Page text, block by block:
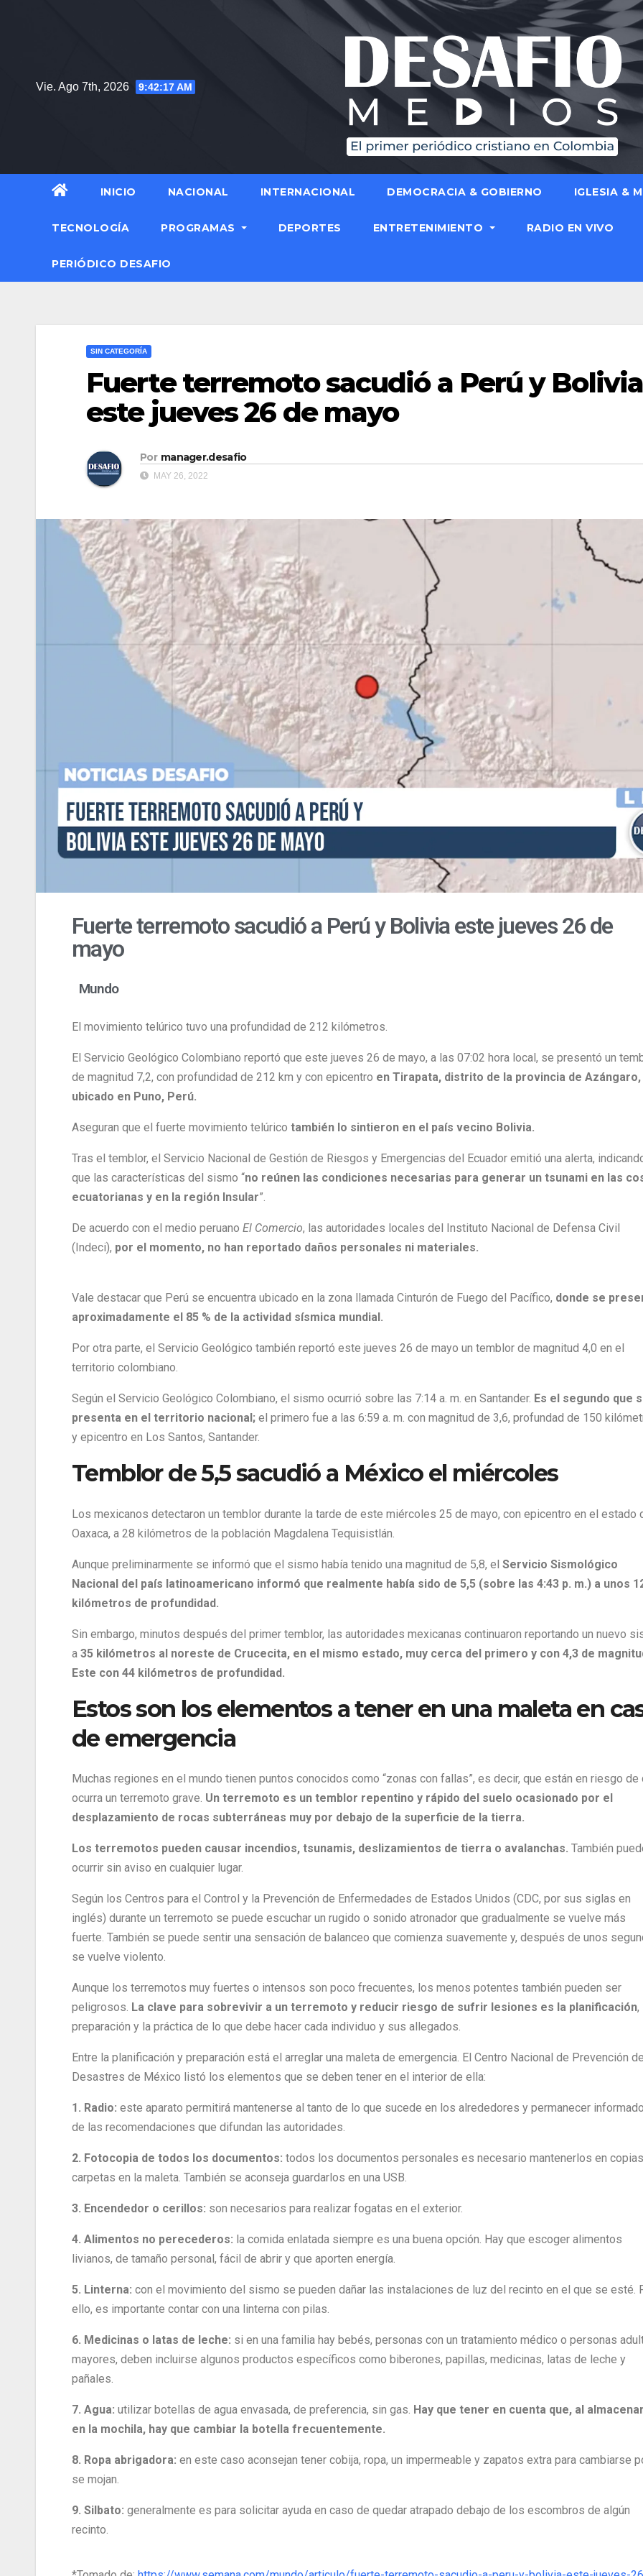
Vie. Ago 7th, 2026 9:42:18 AM
INICIO NACIONAL INTERNACIONAL DEMOCRACIA & GOBIERNO IGLESIA &
TECNOLOGÍA PROGRAMAS DEPORTES ENTRETENIMIENTO RADIO EN VIVO
PERIÓDICO DESAFIO
SIN CATEGORÍA
Fuerte terremoto sacudió a Perú y Bolivia
este jueves 26 de mayo
Por manager.desafio
MAY 26, 2022
Fuerte terremoto sacudió a Perú y Bolivia este jueves 26 de
mayo
Mundo
El movimiento telúrico tuvo una profundidad de 212 kilómetros.
El Servicio Geológico Colombiano reportó que este jueves 26 de mayo, a las 07:02 hora local, se presentó un
de magnitud 7,2, con profundidad de 212 km y con epicentro en Tirapata, distrito de la provincia de Azángaro,
ubicado en Puno, Perú.
Aseguran que el fuerte movimiento telúrico también lo sintieron en el país vecino Bolivia.
Tras el temblor, el Servicio Nacional de Gestión de Riesgos y Emergencias del Ecuador emitió una alerta,
que las características del sismo “no reúnen las condiciones necesarias para generar un tsunami en las
ecuatorianas y en la región Insular”.
De acuerdo con el medio peruano El Comercio, las autoridades locales del Instituto Nacional de Defensa Civil
(Indeci), por el momento, no han reportado daños personales ni materiales.
Vale destacar que Perú se encuentra ubicado en la zona llamada Cinturón de Fuego del Pacífico, donde se
aproximadamente el 85 % de la actividad sísmica mundial.
Por otra parte, el Servicio Geológico también reportó este jueves 26 de mayo un temblor de magnitud 4,0 en el
territorio colombiano.
Según el Servicio Geológico Colombiano, el sismo ocurrió sobre las 7:14 a. m. en Santander. Es el segundo que
presenta en el territorio nacional; el primero fue a las 6:59 a. m. con magnitud de 3,6, profundad de 150
y epicentro en Los Santos, Santander.
Temblor de 5,5 sacudió a México el miércoles
Los mexicanos detectaron un temblor durante la tarde de este miércoles 25 de mayo, con epicentro en el estado
Oaxaca, a 28 kilómetros de la población Magdalena Tequisistlán.
Aunque preliminarmente se informó que el sismo había tenido una magnitud de 5,8, el Servicio Sismológico
Nacional del país latinoamericano informó que realmente había sido de 5,5 (sobre las 4:43 p. m.) a unos
kilómetros de profundidad.
Sin embargo, minutos después del primer temblor, las autoridades mexicanas continuaron reportando un nuevo
a 35 kilómetros al noreste de Crucecita, en el mismo estado, muy cerca del primero y con 4,3 de
Este con 44 kilómetros de profundidad.
Estos son los elementos a tener en una maleta en
de emergencia
Muchas regiones en el mundo tienen puntos conocidos como “zonas con fallas”, es decir, que están en riesgo de
ocurra un terremoto grave. Un terremoto es un temblor repentino y rápido del suelo ocasionado por el
desplazamiento de rocas subterráneas muy por debajo de la superficie de la tierra.
Los terremotos pueden causar incendios, tsunamis, deslizamientos de tierra o avalanchas. También
ocurrir sin aviso en cualquier lugar.
Según los Centros para el Control y la Prevención de Enfermedades de Estados Unidos (CDC, por sus siglas en
inglés) durante un terremoto se puede escuchar un rugido o sonido atronador que gradualmente se vuelve más
fuerte. También se puede sentir una sensación de balanceo que comienza suavemente y, después de unos
se vuelve violento.
Aunque los terremotos muy fuertes o intensos son poco frecuentes, los menos potentes también pueden ser
peligrosos. La clave para sobrevivir a un terremoto y reducir riesgo de sufrir lesiones es la planificación,
preparación y la práctica de lo que debe hacer cada individuo y sus allegados.
Entre la planificación y preparación está el arreglar una maleta de emergencia. El Centro Nacional de Prevención de
Desastres de México listó los elementos que se deben tener en el interior de ella:
1. Radio: este aparato permitirá mantenerse al tanto de lo que sucede en los alrededores y permanecer
de las recomendaciones que difundan las autoridades.
2. Fotocopia de todos los documentos: todos los documentos personales es necesario mantenerlos en
carpetas en la maleta. También se aconseja guardarlos en una USB.
3. Encendedor o cerillos: son necesarios para realizar fogatas en el exterior.
4. Alimentos no perecederos: la comida enlatada siempre es una buena opción. Hay que escoger alimentos
livianos, de tamaño personal, fácil de abrir y que aporten energía.
5. Linterna: con el movimiento del sismo se pueden dañar las instalaciones de luz del recinto en el que se esté.
ello, es importante contar con una linterna con pilas.
6. Medicinas o latas de leche: si en una familia hay bebés, personas con un tratamiento médico o personas
mayores, deben incluirse algunos productos específicos como biberones, papillas, medicinas, latas de leche y
pañales.
7. Agua: utilizar botellas de agua envasada, de preferencia, sin gas. Hay que tener en cuenta que, al
en la mochila, hay que cambiar la botella frecuentemente.
8. Ropa abrigadora: en este caso aconsejan tener cobija, ropa, un impermeable y zapatos extra para cambiarse
se mojan.
9. Silbato: generalmente es para solicitar ayuda en caso de quedar atrapado debajo de los escombros de algún
recinto.